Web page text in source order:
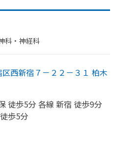
科・神経科
西新宿７－２２－３１ 柏木
徒歩5分 各線 新宿 徒歩9分
歩5分